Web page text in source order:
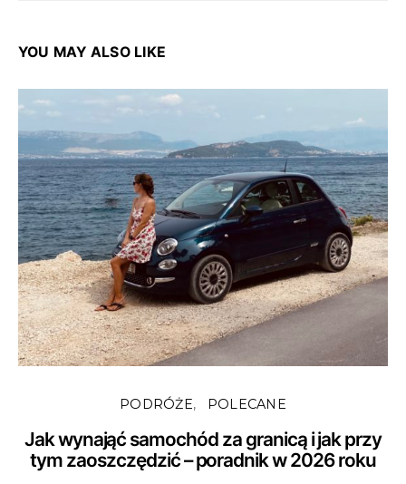
YOU MAY ALSO LIKE
PODRÓŻE POLECANE
Jak wynająć samochód za granicą i jak przy
tym zaoszczędzić – poradnik w 2026 roku